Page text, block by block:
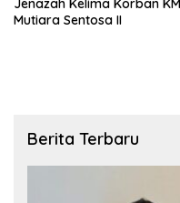
Mutiara Sentosa II
Berita Terbaru